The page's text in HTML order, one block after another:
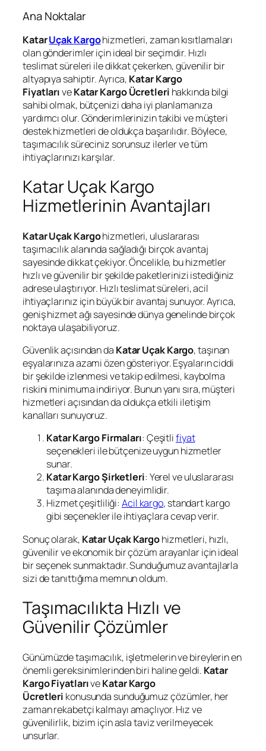
Ana Noktalar
KatarUçak Kargohizmetleri, zaman kısıtlamaları
olan gönderimler için ideal bir seçimdir. Hızlı
teslimat süreleri ile dikkat çekerken, güvenilir bir
altyapıya sahiptir. Ayrıca, Katar Kargo
FiyatlarıveKatar Kargo Ücretleri hakkında bilgi
sahibi olmak, bütçenizi daha iyi planlamanıza
yardımcı olur. Gönderimlerinizin takibi ve müşteri
destek hizmetleri de oldukça başarılıdır. Böylece,
taşımacılık süreciniz sorunsuz ilerler ve tüm
ihtiyaçlarınızı karşılar.
Katar Uçak Kargo
Hizmetlerinin Avantajları
Katar Uçak Kargohizmetleri, uluslararası
taşımacılık alanında sağladığı birçok avantaj
sayesinde dikkat çekiyor. Öncelikle, bu hizmetler
hızlı ve güvenilir bir şekilde paketlerinizi istediğiniz
adrese ulaştırıyor. Hızlı teslimat süreleri, acil
ihtiyaçlarınız için büyük bir avantaj sunuyor. Ayrıca,
geniş hizmet ağı sayesinde dünya genelinde birçok
noktaya ulaşabiliyoruz.
Güvenlik açısından da Katar Uçak Kargo, taşınan
eşyalarınıza azami özen gösteriyor. Eşyaların ciddi
bir şekilde izlenmesi ve takip edilmesi, kaybolma
riskini minimuma indiriyor. Bunun yanı sıra, müşteri
hizmetleri açısından da oldukça etkili iletişim
kanalları sunuyoruz.
Katar Kargo Firmaları: Çeşitlifiyat
seçenekleri ile bütçenize uygun hizmetler
sunar.
Katar Kargo Şirketleri: Yerel ve uluslararası
taşıma alanında deneyimlidir.
Hizmet çeşitliliği:Acil kargo, standart kargo
gibi seçenekler ile ihtiyaçlara cevap verir.
Sonuç olarak, Katar Uçak Kargohizmetleri, hızlı,
güvenilir ve ekonomik bir çözüm arayanlar için ideal
bir seçenek sunmaktadır. Sunduğumuz avantajlarla
sizi de tanıttığıma memnun oldum.
Taşımacılıkta Hızlı ve
Güvenilir Çözümler
Günümüzde taşımacılık, işletmelerin ve bireylerin en
önemli gereksinimlerinden biri haline geldi. Katar
Kargo FiyatlarıveKatar Kargo
Ücretleri konusunda sunduğumuz çözümler, her
zaman rekabetçi kalmayı amaçlıyor. Hız ve
güvenilirlik, bizim için asla taviz verilmeyecek
unsurlar.